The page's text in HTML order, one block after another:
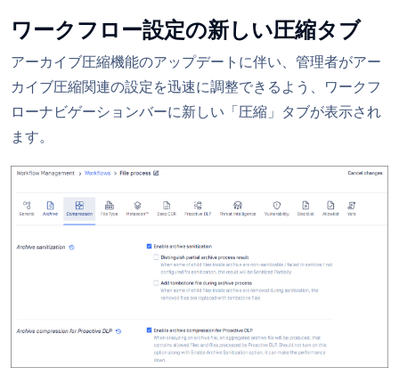
ワークフロー設定の新しい圧縮タブ
アーカイブ圧縮機能のアップデートに伴い、管理者がアー
カイブ圧縮関連の設定を迅速に調整できるよう、ワークフ
ローナビゲーションバーに新しい「圧縮」タブが表示され
ます。